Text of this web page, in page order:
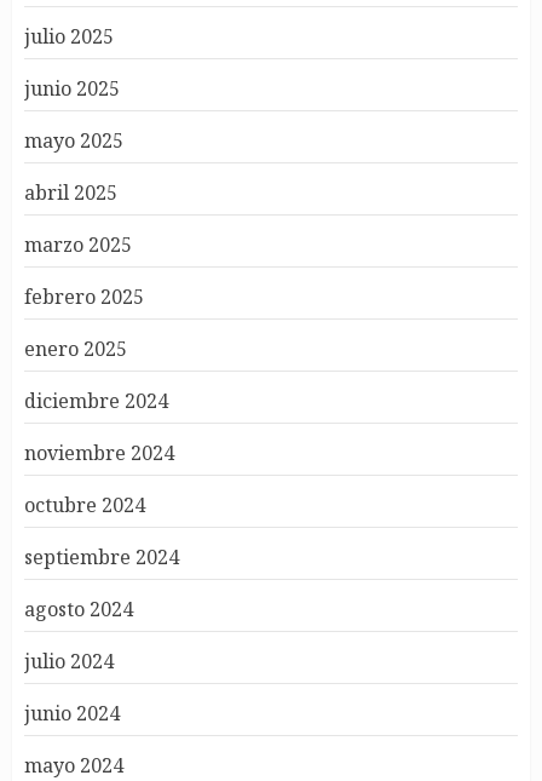
julio 2025
junio 2025
mayo 2025
abril 2025
marzo 2025
febrero 2025
enero 2025
diciembre 2024
noviembre 2024
octubre 2024
septiembre 2024
agosto 2024
julio 2024
junio 2024
mayo 2024